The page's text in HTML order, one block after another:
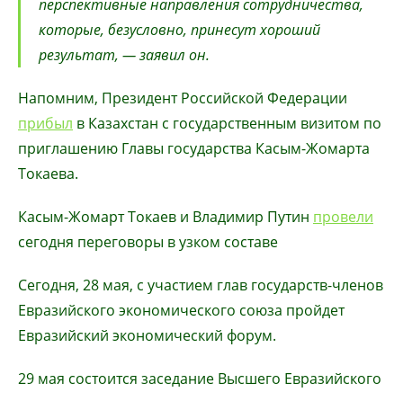
перспективные направления сотрудничества,
которые, безусловно, принесут хороший
результат, — заявил он.
Напомним, Президент Российской Федерации
прибыл в Казахстан с государственным визитом по
приглашению Главы государства Касым-Жомарта
Токаева.
Касым-Жомарт Токаев и Владимир Путин провели
сегодня переговоры в узком составе
Сегодня, 28 мая, с участием глав государств-членов
Евразийского экономического союза пройдет
Евразийский экономический форум.
29 мая состоится заседание Высшего Евразийского